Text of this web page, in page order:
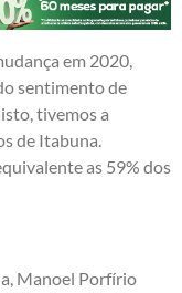
em 2020,
sentimento de
tivemos a
de Itabuna.
as 59% dos
Manoel Porfírio